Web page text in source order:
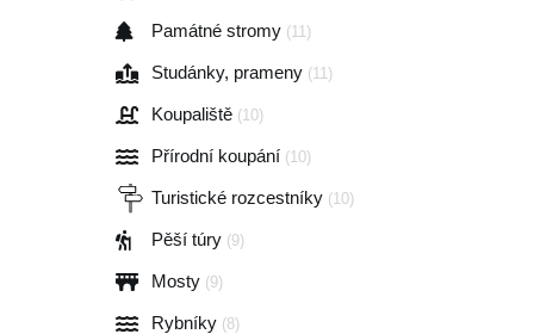
Památné stromy (11)
Studánky, prameny (11)
Koupaliště (10)
Přírodní koupání (10)
Turistické rozcestníky (10)
Pěší túry (9)
Mosty (9)
Rybníky (8)